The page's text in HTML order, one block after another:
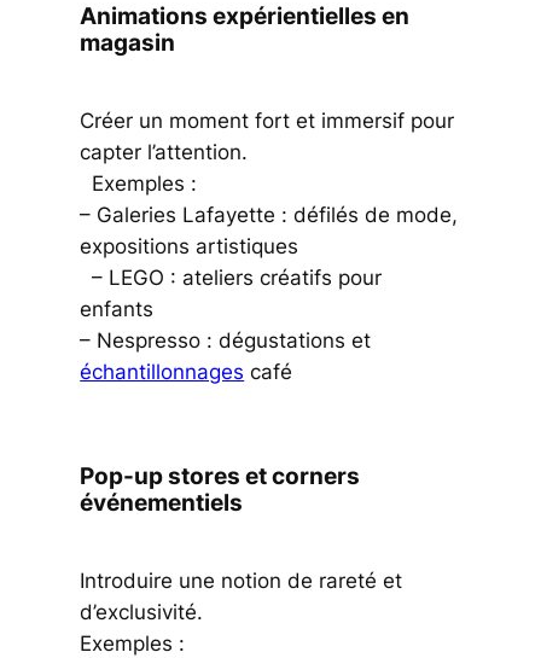
Animations expérientielles en
magasin
Créer un moment fort et immersif pour
capter l’attention.
Exemples :
– Galeries Lafayette : défilés de mode,
expositions artistiques
– LEGO : ateliers créatifs pour
enfants
– Nespresso : dégustations et
échantillonnages café
Pop-up stores et corners
événementiels
Introduire une notion de rareté et
d’exclusivité.
Exemples :